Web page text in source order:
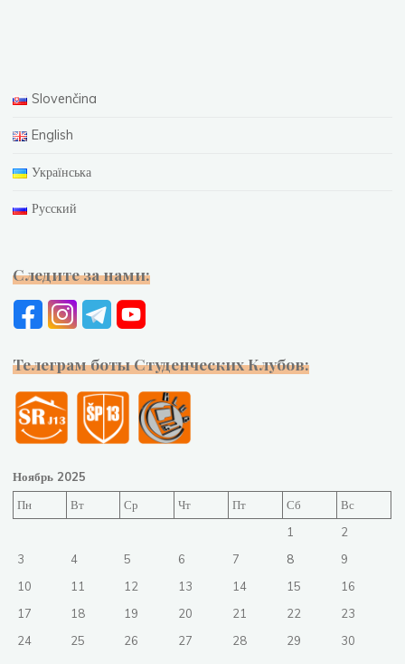
Slovenčina
English
Українська
Русский
Следите за нами:
Телеграм боты Студенческих Клубов:
Ноябрь 2025
Пн
Вт Ср Чт Пт Сб
Вс
1
2
3
4 5 6 7 8
9
10
11 12 13 14 15
16
17
18 19 20 21 22
23
24
25 26 27 28 29 30